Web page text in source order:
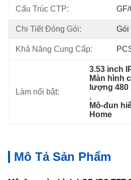
Cấu Trúc CTP:
Chi Tiết Đóng Gói: Gói
Khả Năng Cung Cấp:
Làm nổi bật:
3.53 inch
Màn hình
lượng 480
,
Mô-đun
Home
Mô Tả Sản Phẩm